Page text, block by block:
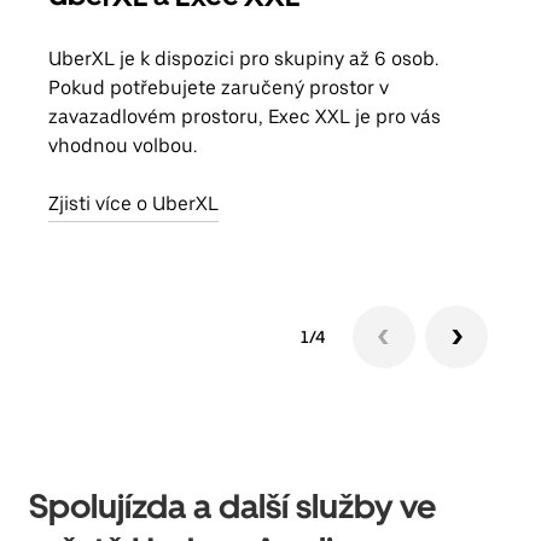
UberXL je k dispozici pro skupiny až 6 osob.
Pokud potřebujete zaručený prostor v
zavazadlovém prostoru, Exec XXL je pro vás
vhodnou volbou.
Zjisti více o UberXL
1/4
Spolujízda a další služby ve